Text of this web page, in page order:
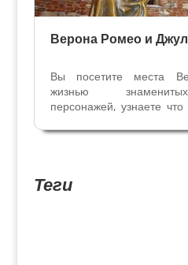
Верона Ромео и
Вы посетите места
жизнью
персонажей, узнаете
когда впервые
Теги